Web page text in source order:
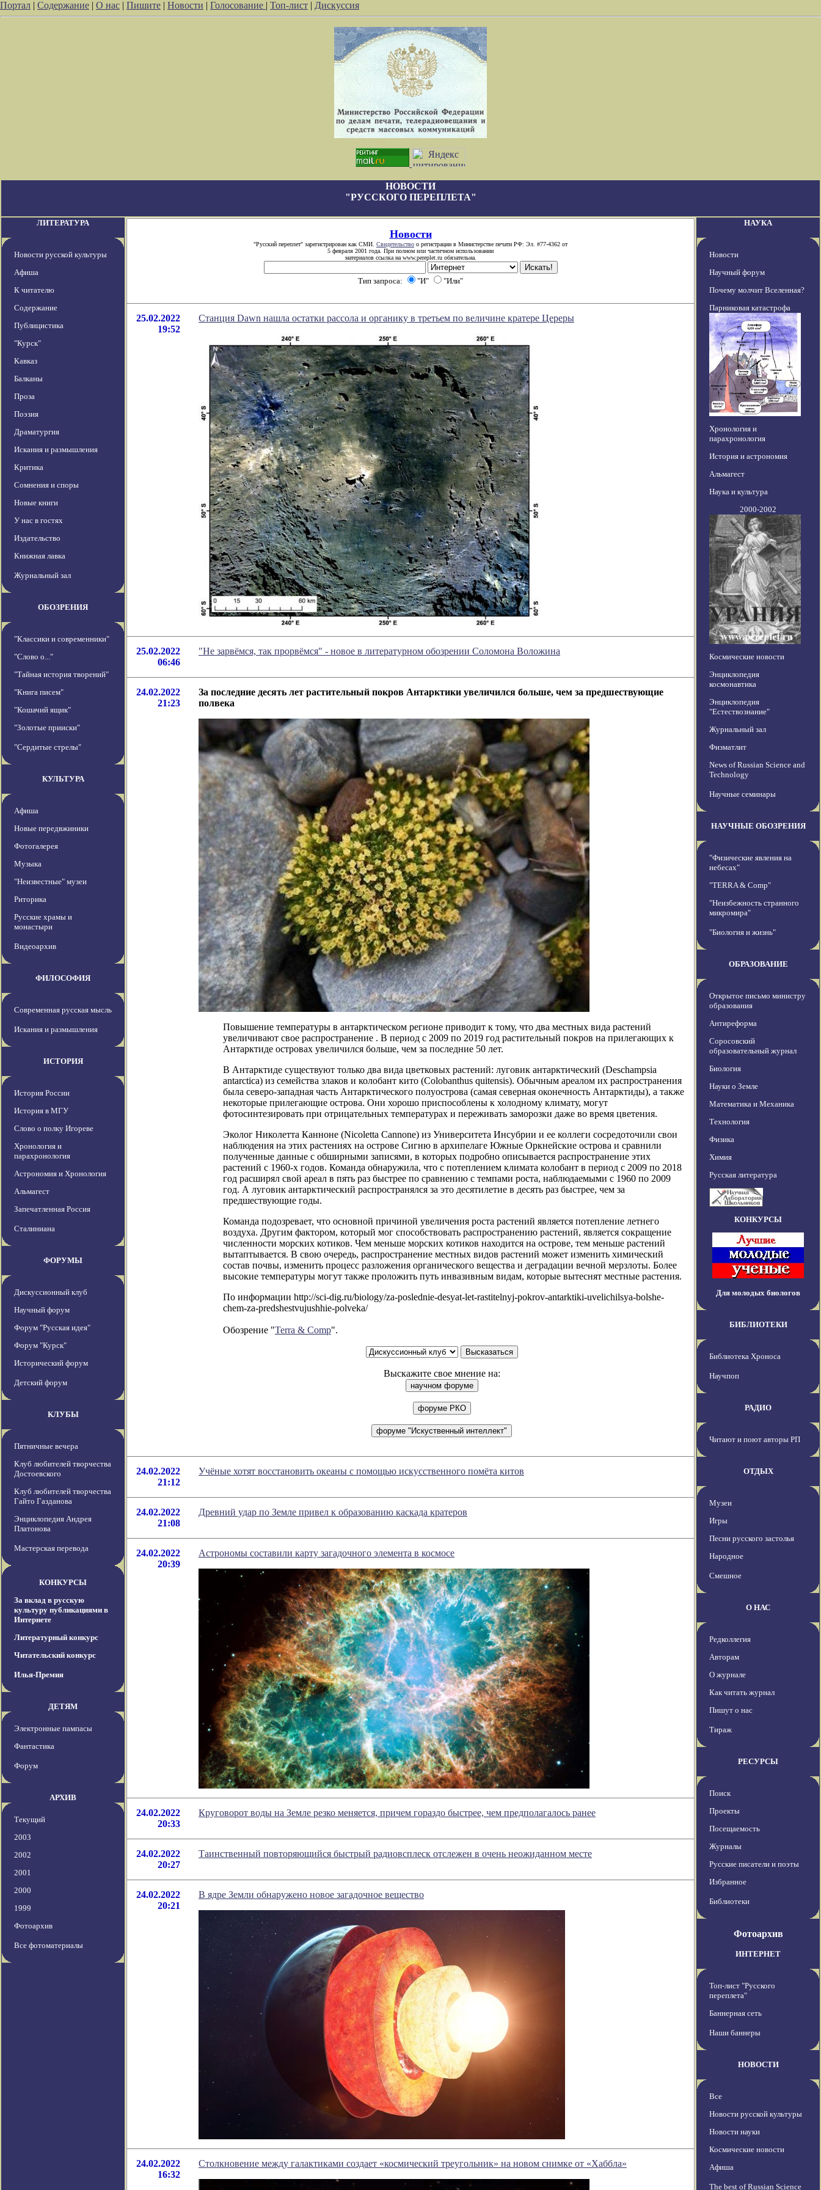
Портал | Содержание | О нас | Пишите | Новости | Голосование | Топ-лист | Дискуссия
НОВОСТИ
"РУССКОГО ПЕРЕПЛЕТА"
ЛИТЕРАТУРА
Новости русской культуры
Афиша
К читателю
Содержание
Публицистика
"Курск"
Кавказ
Балканы
Проза
Поэзия
Драматургия
Искания и размышления
Критика
Сомнения и споры
Новые книги
У нас в гостях
Издательство
Книжная лавка
Журнальный зал
ОБОЗРЕНИЯ
"Классики и современники"
"Слово о..."
"Тайная история творений"
"Книга писем"
"Кошачий ящик"
"Золотые прииски"
"Сердитые стрелы"
КУЛЬТУРА
Афиша
Новые передвжиники
Фотогалерея
Музыка
"Неизвестные" музеи
Риторика
Русские храмы и
монастыри
Видеоархив
ФИЛОСОФИЯ
Современная русская мысль
Искания и размышления
ИСТОРИЯ
История России
История в МГУ
Слово о полку Игореве
Хронология и
парахронология
Астрономия и Хронология
Альмагест
Запечатленная Россия
Сталиниана
ФОРУМЫ
Дискуссионный клуб
Научный форум
Форум "Русская идея"
Форум "Курск"
Исторический форум
Детский форум
КЛУБЫ
Пятничные вечера
Клуб любителей творчества
Достоевского
Клуб любителей творчества
Гайто Газданова
Энциклопедия Андрея
Платонова
Мастерская перевода
КОНКУРСЫ
За вклад в русскую
культуру публикациями в
Интернете
Литературный конкурс
Читательский конкурс
Илья-Премия
ДЕТЯМ
Электронные пампасы
Фантастика
Форум
АРХИВ
Текущий
2003
2002
2001
2000
1999
Фотоархив
Все фотоматериалы
Новости
"Русский переплет" зарегистрирован как СМИ. Свидетельство о регистрации в Министерстве печати РФ: Эл. #77-4362 от
5 февраля 2001 года. При полном или частичном использовании
материалов ссылка на www.pereplet.ru обязательна.
Тип запроса: "И" "Или"
25.02.2022
19:52
Станция Dawn нашла остатки рассола и органику в третьем по величине кратере Цереры
25.02.2022
06:46
"Не зарвёмся, так прорвёмся" - новое в литературном обозрении Соломона Воложина
24.02.2022
21:23
За последние десять лет растительный покров Антарктики увеличился больше, чем за предшествующие
полвека
Повышение температуры в антарктическом регионе приводит к тому, что два местных вида растений
увеличивают свое распространение . В период с 2009 по 2019 год растительный покров на прилегающих к
Антарктиде островах увеличился больше, чем за последние 50 лет.
В Антарктиде существуют только два вида цветковых растений: луговик антарктический (Deschampsia
antarctica) из семейства злаков и колобант кито (Colobanthus quitensis). Обычным ареалом их распространения
была северо-западная часть Антарктического полуострова (самая северная оконечность Антарктиды), а также
некоторые прилегающие острова. Они хорошо приспособлены к холодному климату, могут
фотосинтезировать при отрицательных температурах и переживать заморозки даже во время цветения.
Эколог Николетта Канноне (Nicoletta Cannone) из Университета Инсубрии и ее коллеги сосредоточили свои
наблюдения на этих растениях на острове Сигню в архипелаге Южные Оркнейские острова и сравнили
полученные данные с обширными записями, в которых подробно описывается распространение этих
растений с 1960-х годов. Команда обнаружила, что с потеплением климата колобант в период с 2009 по 2018
год расширял свой ареал в пять раз быстрее по сравнению с темпами роста, наблюдаемыми с 1960 по 2009
год. А луговик антарктический распространялся за это десятилетие в десять раз быстрее, чем за
предшествующие годы.
Команда подозревает, что основной причиной увеличения роста растений является потепление летнего
воздуха. Другим фактором, который мог способствовать распространению растений, является сокращение
численности морских котиков. Чем меньше морских котиков находится на острове, тем меньше растений
вытаптывается. В свою очередь, распространение местных видов растений может изменить химический
состав почвы, изменить процесс разложения органического вещества и деградации вечной мерзлоты. Более
высокие температуры могут также проложить путь инвазивным видам, которые вытеснят местные растения.
По информации http://sci-dig.ru/biology/za-poslednie-desyat-let-rastitelnyj-pokrov-antarktiki-uvelichilsya-bolshe-
chem-za-predshestvujushhie-polveka/
Обозрение "Terra & Comp".
Выскажите свое мнение на:
24.02.2022
21:12
Учёные хотят восстановить океаны с помощью искусственного помёта китов
24.02.2022
21:08
Древний удар по Земле привел к образованию каскада кратеров
24.02.2022
20:39
Астрономы составили карту загадочного элемента в космосе
24.02.2022
20:33
Круговорот воды на Земле резко меняется, причем гораздо быстрее, чем предполагалось ранее
24.02.2022
20:27
Таинственный повторяющийся быстрый радиовсплеск отслежен в очень неожиданном месте
24.02.2022
20:21
В ядре Земли обнаружено новое загадочное вещество
24.02.2022
16:32
Столкновение между галактиками создает «космический треугольник» на новом снимке от «Хаббла»
НАУКА
Новости
Научный форум
Почему молчит Вселенная?
Парниковая катастрофа
Хронология и
парахронология
История и астрономия
Альмагест
Наука и культура
2000-2002
Космические новости
Энциклопедия
космонавтика
Энциклопедия
"Естествознание"
Журнальный зал
Физматлит
News of Russian Science and
Technology
Научные семинары
НАУЧНЫЕ ОБОЗРЕНИЯ
"Физические явления на
небесах"
"TERRA & Comp"
"Неизбежность странного
микромира"
"Биология и жизнь"
ОБРАЗОВАНИЕ
Открытое письмо министру
образования
Антиреформа
Соросовский
образовательный журнал
Биология
Науки о Земле
Математика и Механика
Технология
Физика
Химия
Русская литература
КОНКУРСЫ
Для молодых биологов
БИБЛИОТЕКИ
Библиотека Хроноса
Научпоп
РАДИО
Читают и поют авторы РП
ОТДЫХ
Музеи
Игры
Песни русского застолья
Народное
Смешное
О НАС
Редколлегия
Авторам
О журнале
Как читать журнал
Пишут о нас
Тираж
РЕСУРСЫ
Поиск
Проекты
Посещаемость
Журналы
Русские писатели и поэты
Избранное
Библиотеки
Фотоархив
ИНТЕРНЕТ
Топ-лист "Русского
переплета"
Баннерная сеть
Наши баннеры
НОВОСТИ
Все
Новости русской культуры
Новости науки
Космические новости
Афиша
The best of Russian Science